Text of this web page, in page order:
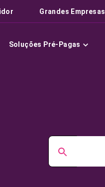
Grandes Empresas
Soluções Pré-Pagas